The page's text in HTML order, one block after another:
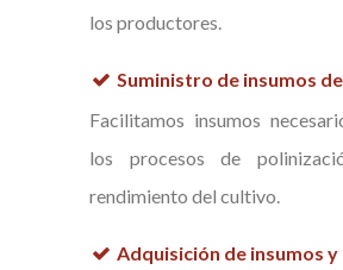
los productores.
Suministro de insumos
Facilitamos insumos
los procesos de
rendimiento del cultivo.
Adquisición de insumos